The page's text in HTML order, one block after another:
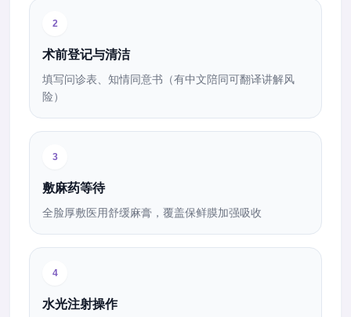
2
术前登记与清洁
填写问诊表、知情同意书（有中文陪同可翻译讲解风
险）
3
敷麻药等待
全脸厚敷医用舒缓麻膏，覆盖保鲜膜加强吸收
4
水光注射操作